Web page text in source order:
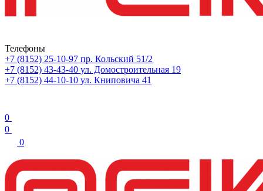
Телефоны
+7 (8152) 25-10-97 пр. Кольский 51/2
+7 (8152) 43-43-40 ул. Домостроительная 19
+7 (8152) 44-10-10 ул. Книповича 41
0
0
0